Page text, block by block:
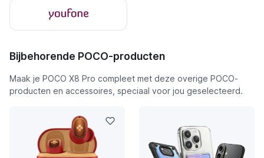
Bijbehorende POCO-producten
Maak je POCO X8 Pro compleet met deze overige POCO-
producten en accessoires, speciaal voor jou geselecteerd.